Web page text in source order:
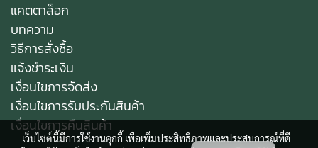
แคตตาล็อก
บทความ
วิธีการสั่งซื้อ
แจ้งชำระเงิน
เงื่อนไขการจัดส่ง
เงื่อนไขการรับประกันสินค้า
เงื่อนไขการคืนสินค้า
เว็บไซต์นี้มีการใช้งานคุกกี้ เพื่อเพิ่มประสิทธิภาพและประสบการณ์ที่ดี